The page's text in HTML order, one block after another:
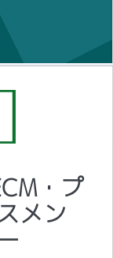
・プ
メン